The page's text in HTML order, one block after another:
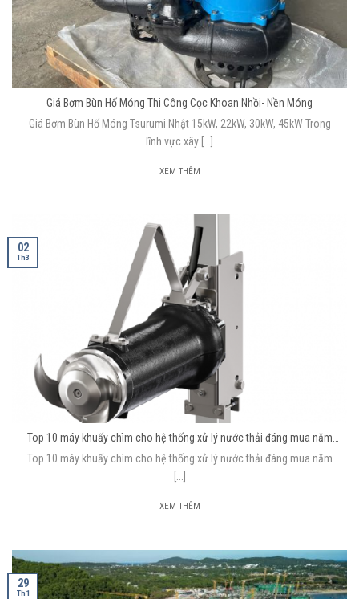
Giá Bơm Bùn Hố Móng Thi Công Cọc Khoan Nhồi- Nền Móng
Giá Bơm Bùn Hố Móng Tsurumi Nhật 15kW, 22kW, 30kW, 45kW Trong
lĩnh vực xây [...]
XEM THÊM
Top 10 máy khuấy chìm cho hệ thống xử lý nước thải đáng mua năm
2026
Top 10 máy khuấy chìm cho hệ thống xử lý nước thải đáng mua năm
[...]
XEM THÊM
02
Th3
29
Th1